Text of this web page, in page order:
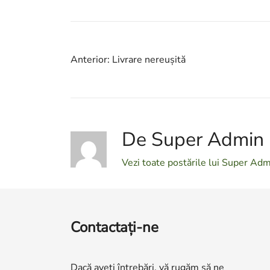
Navigare
articole
Anterior: Livrare nereușită
De Super Admin
Vezi toate postările lui Super
Contactaţi-ne